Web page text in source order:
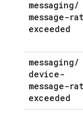
messaging/
message-
exceeded
messaging/
device-
message-
exceeded